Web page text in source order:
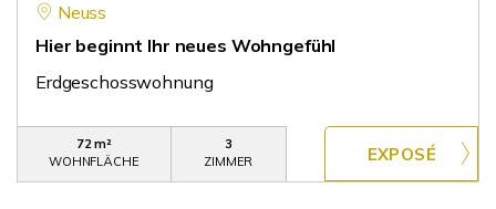
Neuss
Hier beginnt Ihr neues Wohngefühl
Erdgeschosswohnung
72 m²
WOHNFLÄCHE
3
ZIMMER